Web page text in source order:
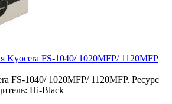
Kyocera FS-1040/ 1020MFP/ 1120MFP
FS-1040/ 1020MFP/ 1120MFP. Ресурс
Hi-Black